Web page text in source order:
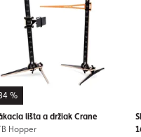
%
lišta a držiak Crane
Hopper